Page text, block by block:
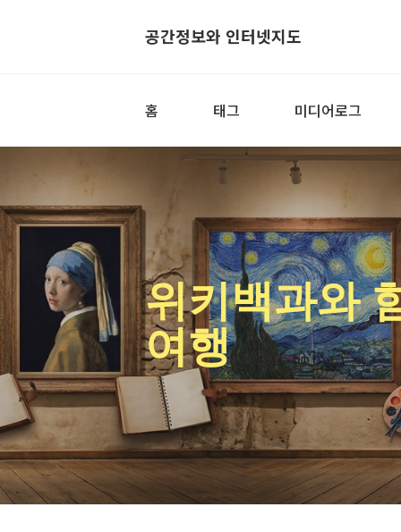
공간정보와 인터넷지도
홈 태그 미디어로그
위키백과와
여행